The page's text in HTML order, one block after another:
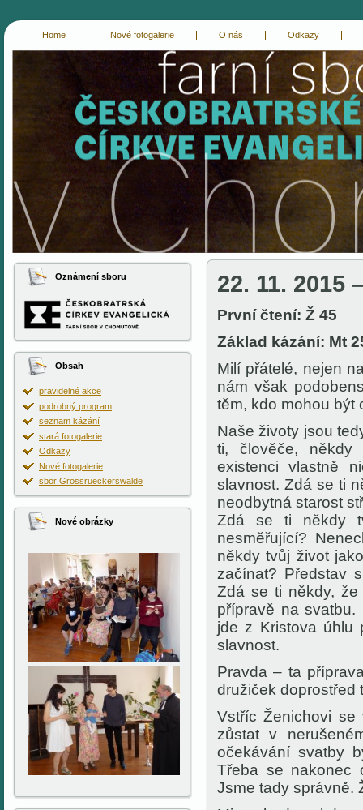
Home Nové fotogalerie O nás Odkazy
Oznámení sboru
Obsah
pravidelné akce
podrobný program
seznam kázání
stará fotogalerie
Odkazy
Nové fotogalerie
sbor Grossrueckerswalde
Nové obrázky
22. 11. 2015
První čtení: Ž 45
Základ kázání: Mt
Milí přátelé, nejen
nám však
těm, kdo mohou být
Naše životy jsou
ti, člověče, někdy
existenci vlastně
slavnost. Zdá se ti
neodbytná starost
Zdá se ti někdy
nesměřující?
někdy tvůj život
začínat? Představ
Zdá se ti někdy,
přípravě na
jde z Kristova úhlu
slavnost.
Pravda – ta
družiček doprostřed
Vstříc Ženichovi se
zůstat v
očekávání svatby
Třeba se nakonec
Jsme tady správně.